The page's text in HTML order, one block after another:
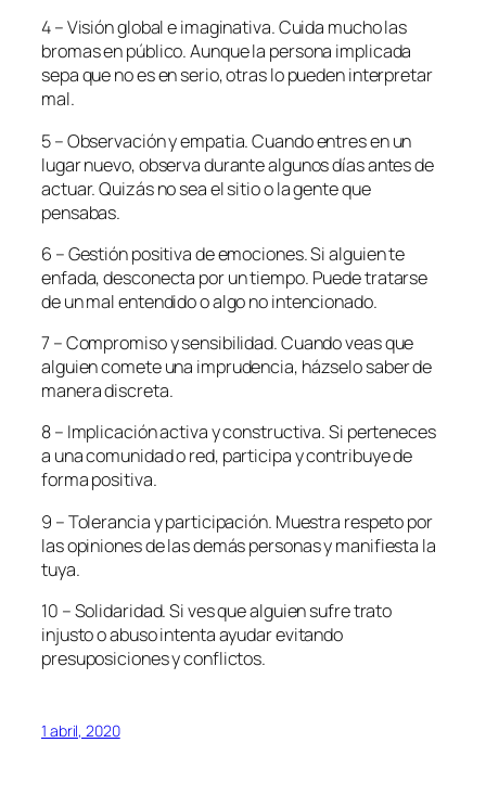
4 – Visión global e imaginativa. Cuida mucho las
bromas en público. Aunque la persona implicada
sepa que no es en serio, otras lo pueden interpretar
mal.
5 – Observación y empatia. Cuando entres en un
lugar nuevo, observa durante algunos días antes de
actuar. Quizás no sea el sitio o la gente que
pensabas.
6 – Gestión positiva de emociones. Si alguien te
enfada, desconecta por un tiempo. Puede tratarse
de un mal entendido o algo no intencionado.
7 – Compromiso y sensibilidad. Cuando veas que
alguien comete una imprudencia, házselo saber de
manera discreta.
8 – Implicación activa y constructiva. Si perteneces
a una comunidad o red, participa y contribuye de
forma positiva.
9 – Tolerancia y participación. Muestra respeto por
las opiniones de las demás personas y manifiesta la
tuya.
10 – Solidaridad. Si ves que alguien sufre trato
injusto o abuso intenta ayudar evitando
presuposiciones y conflictos.
1 abril, 2020